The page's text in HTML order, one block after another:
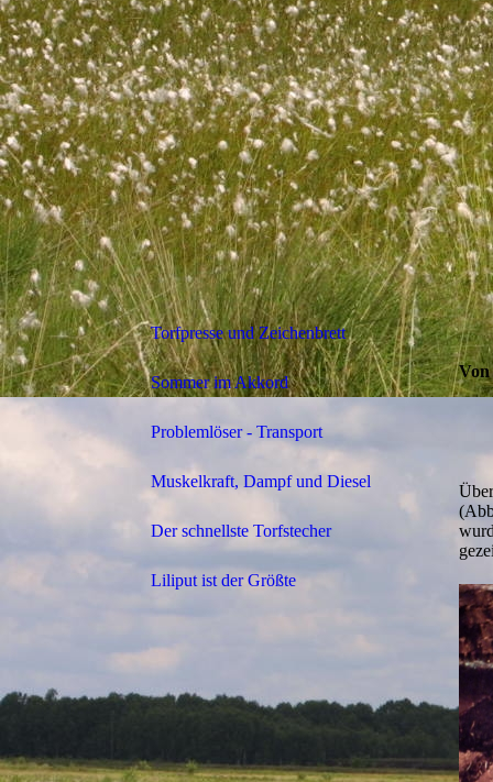
Torfpresse und Zeichenbrett
Sommer im Akkord
Problemlöser - Transport
Muskelkraft, Dampf und Diesel
Der schnellste Torfstecher
Liliput ist der Größte
Von